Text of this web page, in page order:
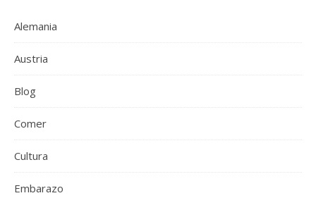
Alemania
Austria
Blog
Comer
Cultura
Embarazo